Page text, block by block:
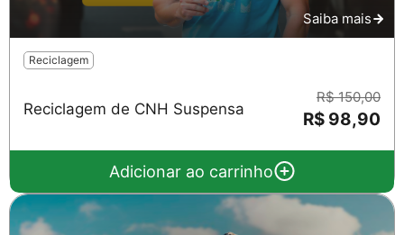
Saiba mais
Reciclagem
Reciclagem de CNH Suspensa
R$ 150,00
R$ 98,90
Adicionar ao carrinho